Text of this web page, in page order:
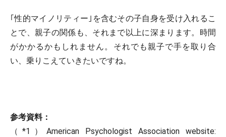
｢性的マイノリティー｣を含むその子自身を受け入れるこ
とで、親子の関係も、それまで以上に深まります。時間
がかかるかもしれません。それでも親子で手を取り合
い、乗りこえていきたいですね。
参考資料：
（*1）American Psychologist Association website: